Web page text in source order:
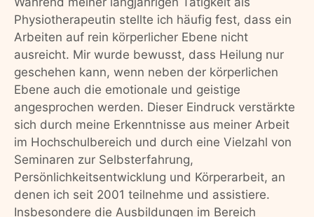
Physiotherapeutin stellte ich häufig fest, dass ein
Arbeiten auf rein körperlicher Ebene nicht
ausreicht. Mir wurde bewusst, dass Heilung nur
geschehen kann, wenn neben der körperlichen
Ebene auch die emotionale und geistige
angesprochen werden. Dieser Eindruck verstärkte
sich durch meine Erkenntnisse aus meiner Arbeit
im Hochschulbereich und durch eine Vielzahl von
Seminaren zur Selbsterfahrung,
Persönlichkeitsentwicklung und Körperarbeit, an
denen ich seit 2001 teilnehme und assistiere.
Insbesondere die Ausbildungen im Bereich